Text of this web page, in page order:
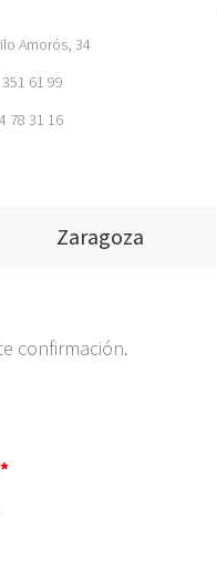
Amorós, 34
61 99
78 31 16
Zaragoza
confirmación.
*